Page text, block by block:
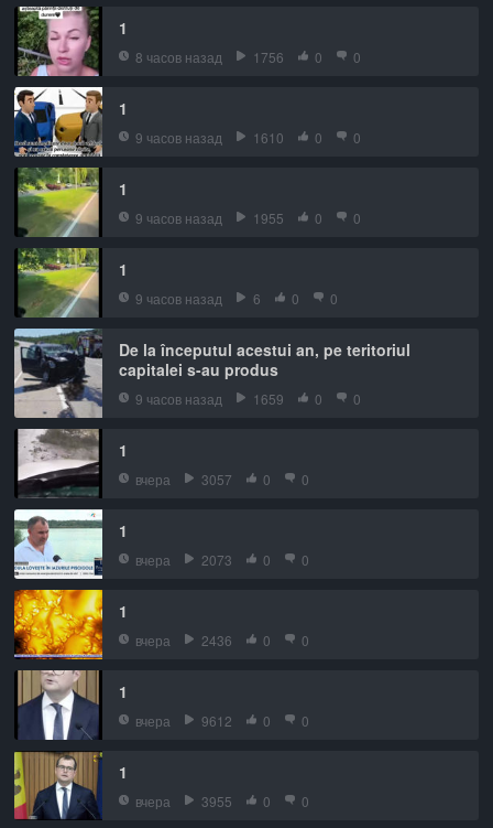
1
8 часов назад 1756 0 0
1
9 часов назад 1610 0 0
1
9 часов назад 1955 0 0
1
9 часов назад 6 0 0
De la începutul acestui an, pe teritoriul
capitalei s-au produs
9 часов назад 1659 0 0
1
вчера 3057 0 0
1
вчера 2073 0 0
1
вчера 2436 0 0
1
вчера 9612 0 0
1
вчера 3955 0 0